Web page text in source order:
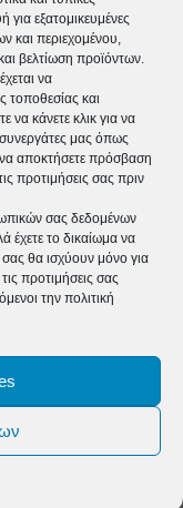
εξατομικευμένες
και περιεχομένου,
βελτίωση προϊόντων.
να
τοποθεσίας και
κάνετε κλικ για να
μας όπως
αποκτήσετε πρόσβαση
προτιμήσεις σας πριν
σας δεδομένων
έχετε το δικαίωμα να
σας θα ισχύουν μόνο για
προτιμήσεις σας
την πολιτική
να δηλώσετε
via/ έως την
να
για τη
Ημέρα Σπάνιων